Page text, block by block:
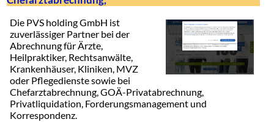
Die PVS holding GmbH ist
zuverlässiger Partner bei der
Abrechnung für Ärzte,
Heilpraktiker, Rechtsanwälte,
Krankenhäuser, Kliniken, MVZ
oder Pflegedienste sowie bei
Chefarztabrechnung, GOÄ-Privatabrechnung,
Privatliquidation, Forderungsmanagement und
Korrespondenz.